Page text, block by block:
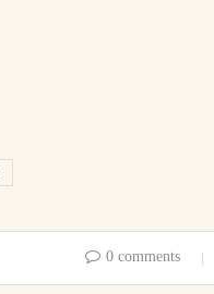
0 comments